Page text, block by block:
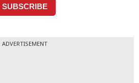
ADVERTISEMENT